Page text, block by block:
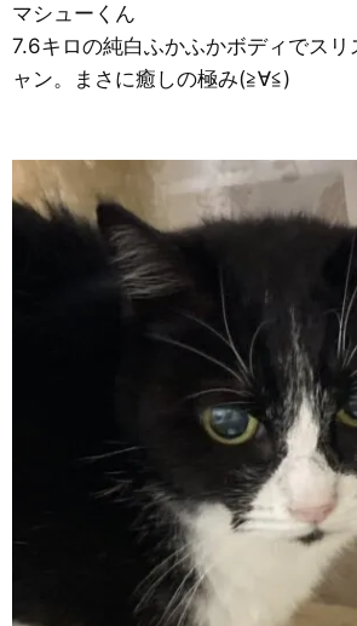
マシューくん
7.6キロの純白ふかふかボディでスリ
ャン。まさに癒しの極み(≧∀≦)